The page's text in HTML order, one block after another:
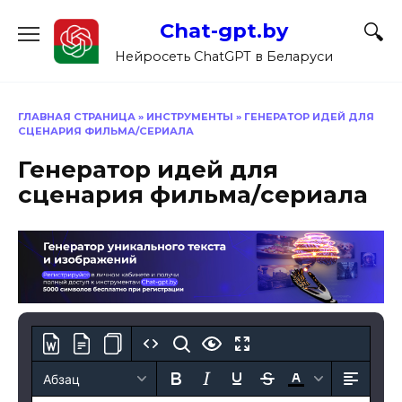
содержанию
Chat-gpt.by
Нейросеть ChatGPT в Беларуси
ГЛАВНАЯ СТРАНИЦА » ИНСТРУМЕНТЫ » ГЕНЕРАТОР ИДЕЙ ДЛЯ
СЦЕНАРИЯ ФИЛЬМА/СЕРИАЛА
Генератор идей для
сценария фильма/сериала
Абзац